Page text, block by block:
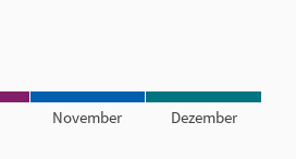
November Dezember